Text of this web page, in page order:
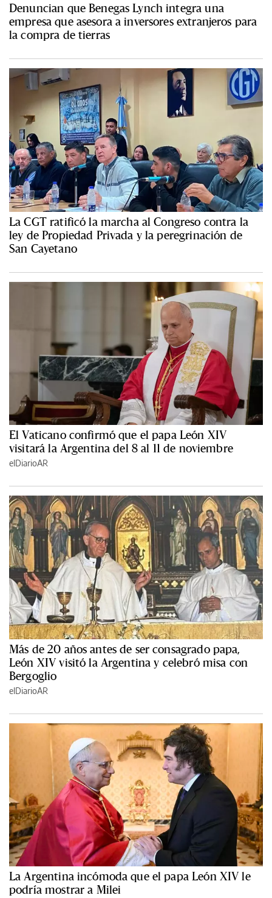
Denuncian que Benegas Lynch integra una
empresa que asesora a inversores extranjeros para
la compra de tierras
La CGT ratificó la marcha al Congreso contra la
ley de Propiedad Privada y la peregrinación de
San Cayetano
El Vaticano confirmó que el papa León XIV
visitará la Argentina del 8 al 11 de noviembre
elDiarioAR
Más de 20 años antes de ser consagrado papa,
León XIV visitó la Argentina y celebró misa con
Bergoglio
elDiarioAR
La Argentina incómoda que el papa León XIV le
podría mostrar a Milei